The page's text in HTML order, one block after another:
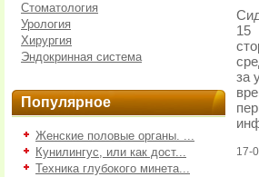
Стоматология
Урология
Хирургия
Эндокринная система
Популярное
Женские половые органы. ...
Кунилингус, или как дост...
Техника глубокого минета...
15
за
17-